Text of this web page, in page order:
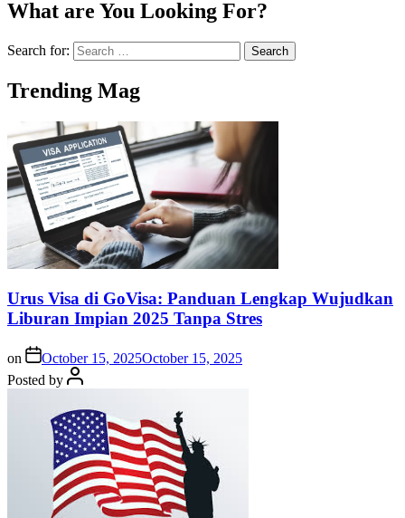
What are You Looking For?
Search for:
Trending Mag
Urus Visa di GoVisa: Panduan Lengkap Wujudkan
Liburan Impian 2025 Tanpa Stres
on October 15, 2025October 15, 2025
Posted by